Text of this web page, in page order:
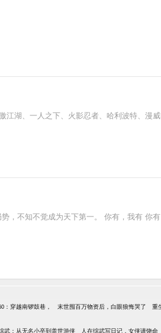
江湖、一人之下、火影忍者、哈利波特、漫
，不知不觉成为天下第一。 你有，我有 你
：穿越南锣鼓巷， 末世囤百万物资后，白眼狼悔哭了 重
武：从无名小卒到盖世游侠 人在综武写日记，女侠请饶命